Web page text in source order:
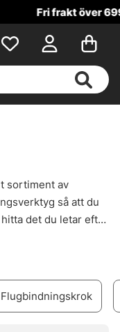
sortiment av
så att du
det du letar efter
Flugbindningskrok